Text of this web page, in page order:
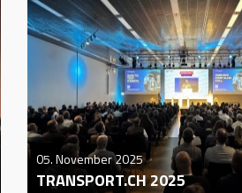
05. November 2025
TRANSPORT.CH 2025